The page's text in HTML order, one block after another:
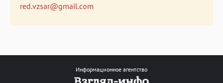
red.vzsar@gmail.com
Информационное агентство